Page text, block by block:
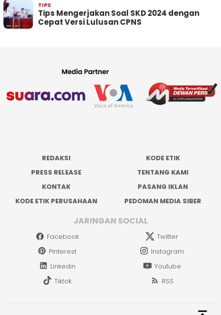
TIPS
Tips Mengerjakan Soal SKD 2024 dengan
Cepat Versi Lulusan CPNS
REDAKSI
KODE ETIK
PRESS RELEASE
TENTANG KAMI
KONTAK
PASANG IKLAN
KODE ETIK PERUSAHAAN
PEDOMAN MEDIA SIBER
JARINGAN SOCIAL
Facebook
Twitter
Pinterest
Instagram
Linkedin
Youtube
Tiktok
RSS